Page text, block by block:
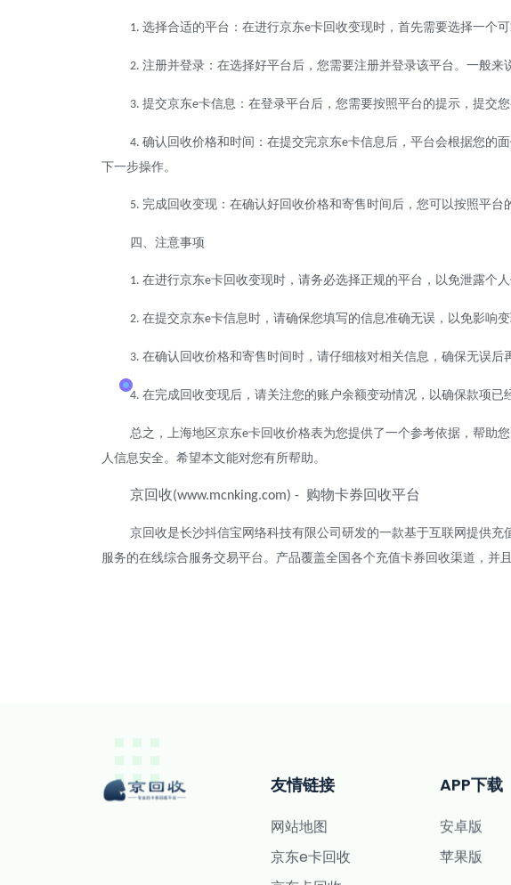
1. 选择合适的平台：在进行京东e卡回收变现时，首先需要选择一个
2. 注册并登录：在选择好平台后，您需要注册并登录该平台。一般
3. 提交京东e卡信息：在登录平台后，您需要按照平台的提示，提交
4. 确认回收价格和时间：在提交完京东e卡信息后，平台会根据您的
下一步操作。
5. 完成回收变现：在确认好回收价格和寄售时间后，您可以按照平台
四、注意事项
1. 在进行京东e卡回收变现时，请务必选择正规的平台，以免泄露个人
2. 在提交京东e卡信息时，请确保您填写的信息准确无误，以免影响变
3. 在确认回收价格和寄售时间时，请仔细核对相关信息，确保无误后
4. 在完成回收变现后，请关注您的账户余额变动情况，以确保款项已
总之，上海地区京东e卡回收价格表为您提供了一个参考依据，帮助
人信息安全。希望本文能对您有所帮助。
京回收(www.mcnking.com) - 购物卡券回收平台
京回收是长沙抖信宝网络科技有限公司研发的一款基于互联网提供充
服务的在线综合服务交易平台。产品覆盖全国各个充值卡券回收渠道，并
友情链接
网站地图
京东e卡回收
APP下载
安卓版
苹果版